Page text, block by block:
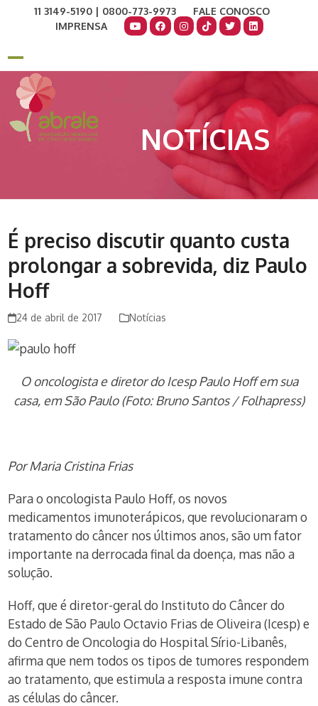
11 3149-5190 | 0800-773-9973
FALE CONOSCO
IMPRENSA
Open
mobile
menu
Close
mobile
menu
NOTÍCIAS
É preciso discutir quanto custa
prolongar a sobrevida, diz Paulo
Hoff
24 de abril de 2017 Notícias
O oncologista e diretor do Icesp Paulo Hoff em sua
casa, em São Paulo (Foto: Bruno Santos / Folhapress)
Por Maria Cristina Frias
Para o oncologista Paulo Hoff, os novos
medicamentos imunoterápicos, que revolucionaram o
tratamento do câncer nos últimos anos, são um fator
importante na derrocada final da doença, mas não a
solução.
Hoff, que é diretor-geral do Instituto do Câncer do
Estado de São Paulo Octavio Frias de Oliveira (Icesp) e
do Centro de Oncologia do Hospital Sírio-Libanês,
afirma que nem todos os tipos de tumores respondem
ao tratamento, que estimula a resposta imune contra
as células do câncer.